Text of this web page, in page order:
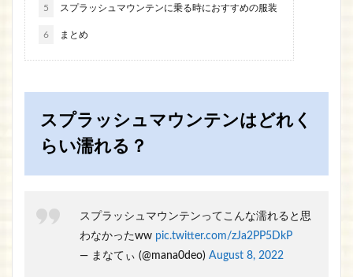
5 スプラッシュマウンテンに乗る時におすすめの服装
6 まとめ
スプラッシュマウンテンはどれく
らい濡れる？
スプラッシュマウンテンってこんな濡れると思
わなかったww pic.twitter.com/zJa2PP5DkP
— まなてぃ (@mana0deo) August 8, 2022